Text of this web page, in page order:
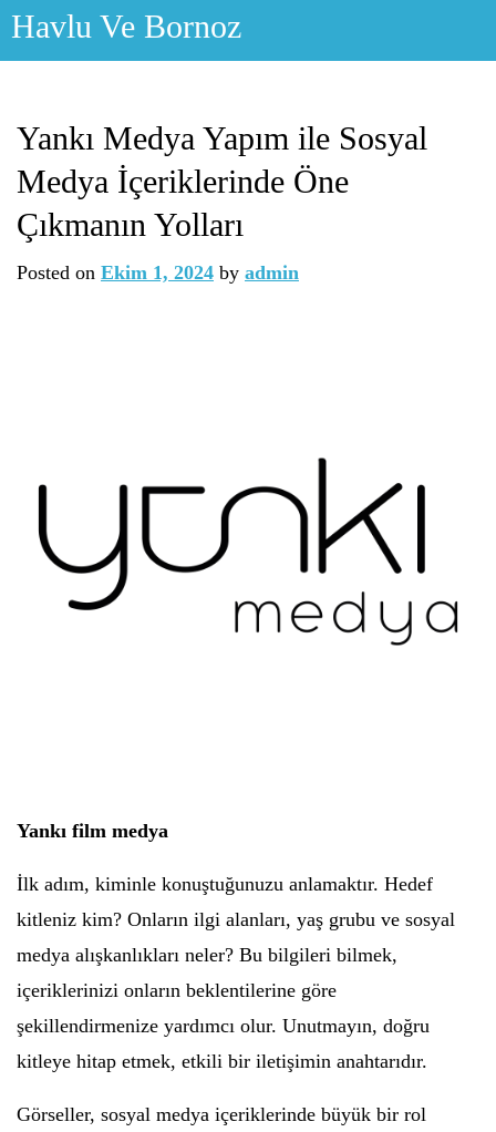
Skip
Havlu Ve Bornoz
Yankı Medya Yapım ile Sosyal
Medya İçeriklerinde Öne
Çıkmanın Yolları
Posted on Ekim 1, 2024 by admin
Yankı film medya
İlk adım, kiminle konuştuğunuzu anlamaktır. Hedef
kitleniz kim? Onların ilgi alanları, yaş grubu ve sosyal
medya alışkanlıkları neler? Bu bilgileri bilmek,
içeriklerinizi onların beklentilerine göre
şekillendirmenize yardımcı olur. Unutmayın, doğru
kitleye hitap etmek, etkili bir iletişimin anahtarıdır.
Görseller, sosyal medya içeriklerinde büyük bir rol